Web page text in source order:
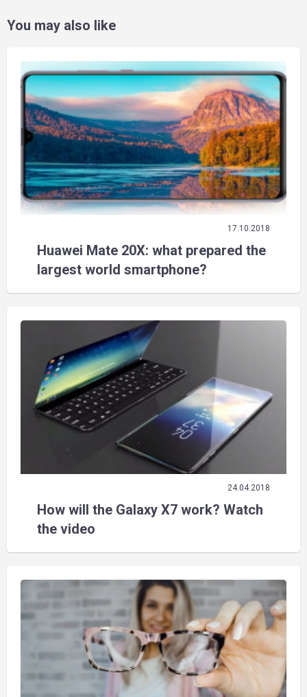
You may also like
17.10.2018
Huawei Mate 20X: what prepared the
largest world smartphone?
24.04.2018
How will the Galaxy X7 work? Watch
the video